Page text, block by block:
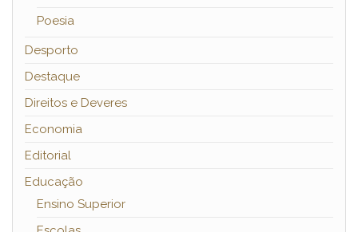
Poesia
Desporto
Destaque
Direitos e Deveres
Economia
Editorial
Educação
Ensino Superior